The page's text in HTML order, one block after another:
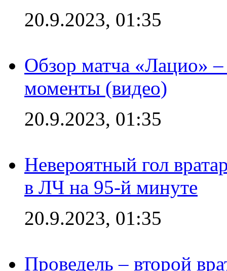
20.9.2023, 01:35
Обзор матча «Лацио»
моменты (видео)
20.9.2023, 01:35
Невероятный гол
в ЛЧ на 95-й минуте
20.9.2023, 01:35
Проведель – второй